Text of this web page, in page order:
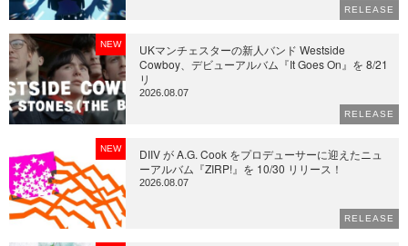
RELEASE
NEW
UKマンチェスターの新人バンド Westside
Cowboy、デビューアルバム『It Goes On』を 8/21
リ
2026.08.07
RELEASE
NEW
DIIV が A.G. Cook をプロデューサーに迎えたニュ
ーアルバム『ZIRP!』を 10/30 リリース！
2026.08.07
RELEASE